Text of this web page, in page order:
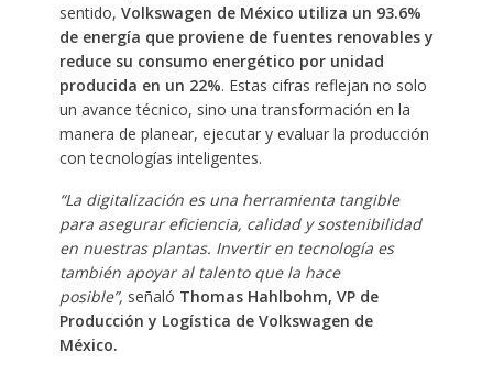
sentido, Volkswagen de México utiliza un 93.6%
de energía que proviene de fuentes renovables y
reduce su consumo energético por unidad
producida en un 22%. Estas cifras reflejan no solo
un avance técnico, sino una transformación en la
manera de planear, ejecutar y evaluar la producción
con tecnologías inteligentes.
“La digitalización es una herramienta tangible
para asegurar eficiencia, calidad y sostenibilidad
en nuestras plantas. Invertir en tecnología es
también apoyar al talento que la hace
posible”, señaló Thomas Hahlbohm, VP de
Producción y Logística de Volkswagen de
México.